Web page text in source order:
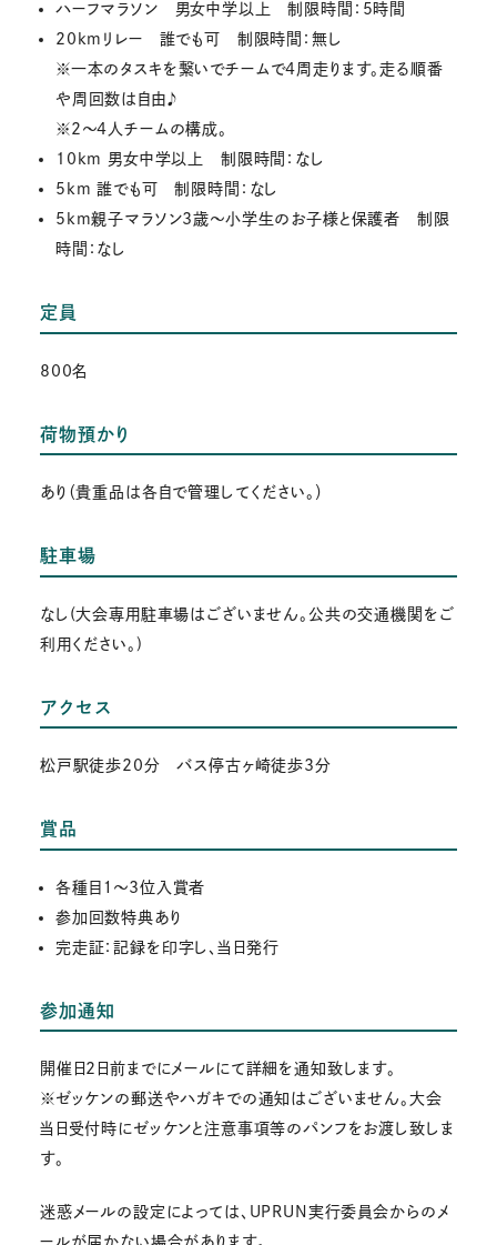
ハーフマラソン 男女中学以上 制限時間：5時間
20kmリレー 誰でも可 制限時間：無し
※一本のタスキを繋いでチームで4周走ります。走る順番
や周回数は自由♪
※2～4人チームの構成。
10km 男女中学以上 制限時間：なし
5km 誰でも可 制限時間：なし
5km親子マラソン3歳～小学生のお子様と保護者 制限
時間：なし
定員
800名
荷物預かり
あり（貴重品は各自で管理してください。）
駐車場
なし(大会専用駐車場はございません。公共の交通機関をご
利用ください。)
アクセス
松戸駅徒歩20分 バス停古ヶ崎徒歩3分
賞品
各種目１～3位入賞者
参加回数特典あり
完走証：記録を印字し、当日発行
参加通知
開催日2日前までにメールにて詳細を通知致します。
※ゼッケンの郵送やハガキでの通知はございません。大会
当日受付時にゼッケンと注意事項等のパンフをお渡し致しま
す。
迷惑メールの設定によっては、UPRUN実行委員会からのメ
ールが届かない場合があります。